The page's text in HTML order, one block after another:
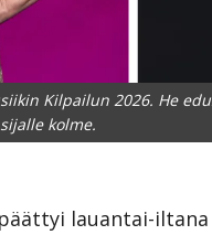
Kilpailun 2026. He
sijalle kolme.
lauantai-